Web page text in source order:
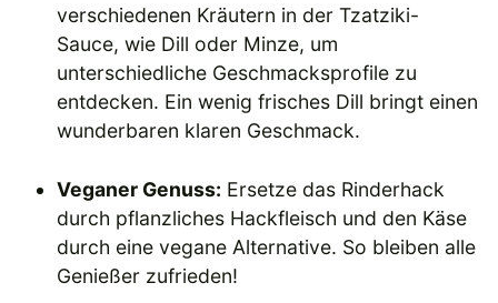
verschiedenen Kräutern in der Tzatziki-
Sauce, wie Dill oder Minze, um
unterschiedliche Geschmacksprofile zu
entdecken. Ein wenig frisches Dill bringt einen
wunderbaren klaren Geschmack.
Veganer Genuss: Ersetze das Rinderhack
durch pflanzliches Hackfleisch und den Käse
durch eine vegane Alternative. So bleiben alle
Genießer zufrieden!